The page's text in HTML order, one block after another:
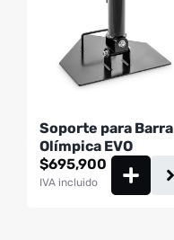
Soporte para Barra
Olímpica EVO
$695,900
IVA incluido